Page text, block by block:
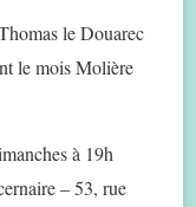
le Douarec
le mois Molière
à 19h
– 53, rue